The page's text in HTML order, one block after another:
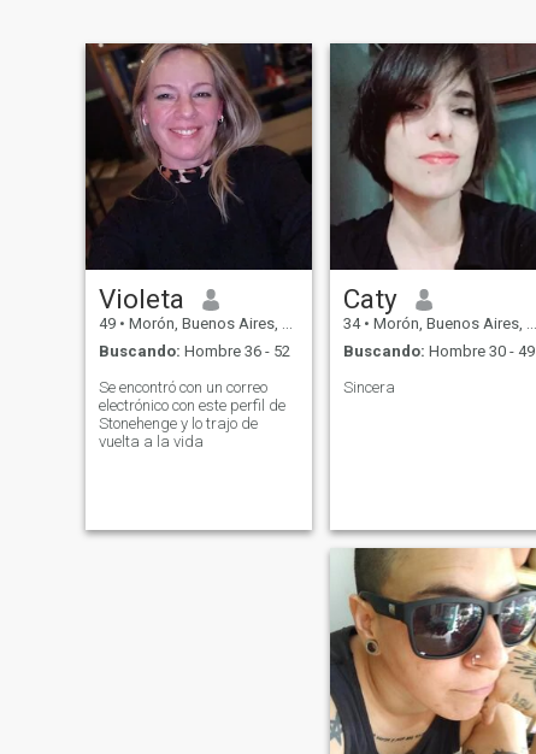
Violeta
49 • Morón, Buenos Aires, Argentina
Buscando: Hombre 36 - 52
Se encontró con un correo
electrónico con este perfil de
Stonehenge y lo trajo de
vuelta a la vida
Caty
34 • Morón, Buenos Aires, Argentina
Buscando: Hombre 30 - 49
Sincera